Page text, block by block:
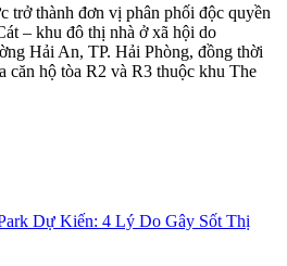
trở thành đơn vị phân phối độc quyền
– khu đô thị nhà ở xã hội do
Hải An, TP. Hải Phòng, đồng thời
căn hộ tòa R2 và R3 thuộc khu The
Dự Kiến: 4 Lý Do Gây Sốt Thị